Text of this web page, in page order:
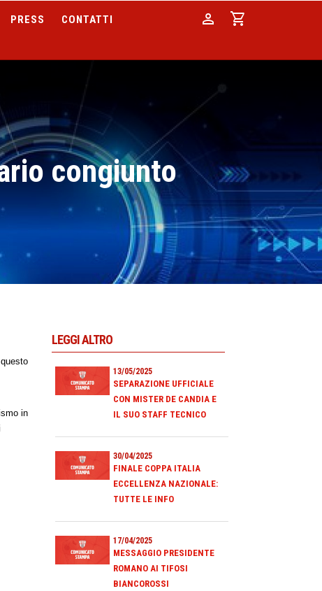
person shopping_cart
PRESS
CONTATTI
congiunto
in
LEGGI ALTRO
13/05/2025
SEPARAZIONE UFFICIALE
CON MISTER DE CANDIA E
IL SUO STAFF TECNICO
30/04/2025
FINALE COPPA ITALIA
ECCELLENZA NAZIONALE:
TUTTE LE INFO
17/04/2025
MESSAGGIO PRESIDENTE
ROMANO AI TIFOSI
BIANCOROSSI